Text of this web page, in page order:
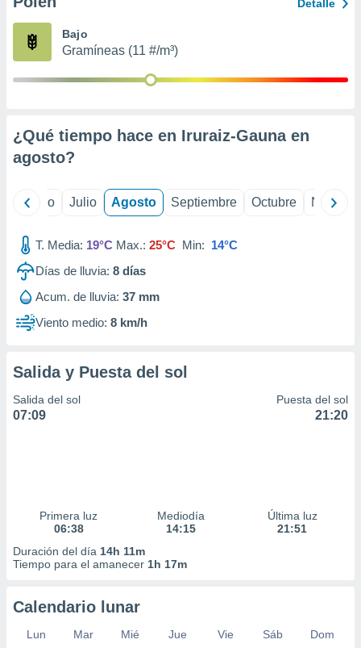
publicidad
1199
Detalle
Bajo
Gramíneas (11 #/m³)
¿Qué tiempo hace en Iruraiz-Gauna en
agosto?
Junio Julio Agosto Septiembre Octubre
T. Media: 19°C Max.: 25°C Min: 14°C
Días de lluvia: 8 días
Acum. de lluvia: 37 mm
Viento medio: 8 km/h
Salida y Puesta del sol
Salida del sol
07:09
Puesta del sol
21:20
Primera luz
06:38
Mediodía
14:15
Última luz
21:51
Duración del día 14h 11m
Tiempo para el amanecer 1h 17m
Calendario lunar
Lun Mar Mié Jue Vie Sáb
Dom